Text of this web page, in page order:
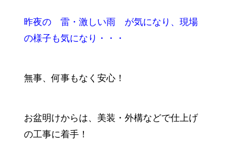
昨夜の 雷・激しい雨 が気になり、現場
の様子も気になり・・・
無事、何事もなく安心！
お盆明けからは、美装・外構などで仕上げ
の工事に着手！